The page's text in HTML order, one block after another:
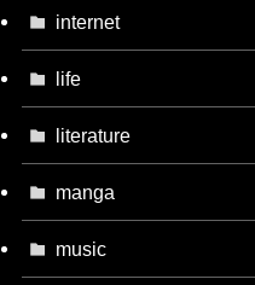
internet
life
literature
manga
music